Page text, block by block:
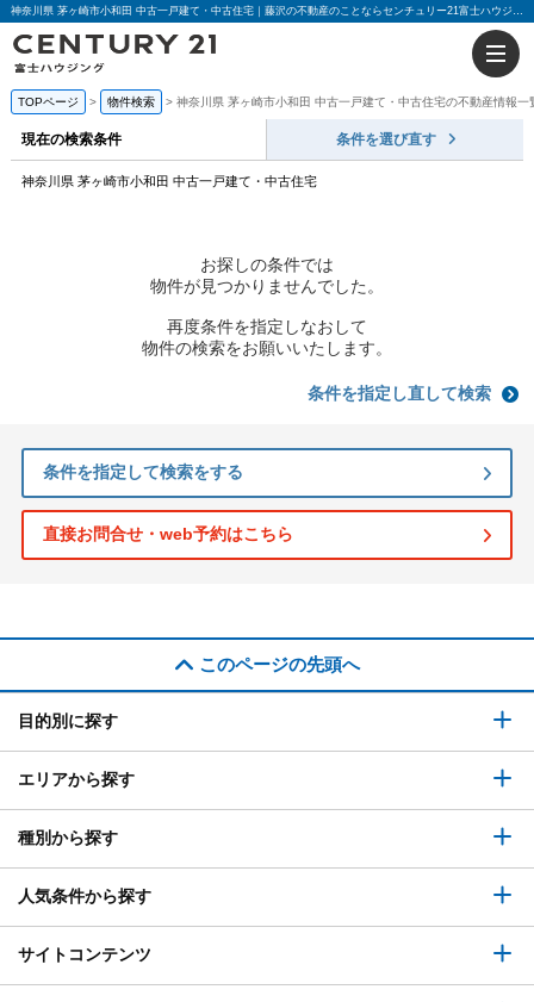
神奈川県 茅ヶ崎市小和田 中古一戸建て・中古住宅｜藤沢の不動産のことならセンチュリー21富士ハウジング
TOPページ 物件検索 神奈川県 茅ヶ崎市小和田 中古一戸建て・中古住宅の不動産情報一
現在の検索条件 条件を選び直す
神奈川県 茅ヶ崎市小和田 中古一戸建て・中古住宅
お探しの条件では
物件が見つかりませんでした。
再度条件を指定しなおして
物件の検索をお願いいたします。
条件を指定し直して検索
条件を指定して検索をする
直接お問合せ・web予約はこちら
このページの先頭へ
目的別に探す
エリアから探す
種別から探す
人気条件から探す
サイトコンテンツ